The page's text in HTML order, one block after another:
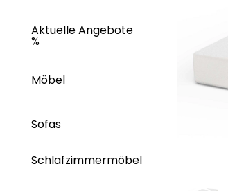
Aktuelle Angebote
%
Möbel
Sofas
Schlafzimmermöbel